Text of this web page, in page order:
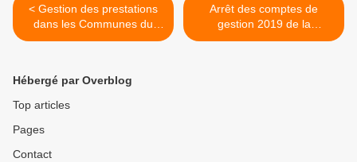
< Gestion des prestations
dans les Communes du
Moungo : des accusations
Arrêt des comptes de
gestion 2019 de la
Commune de
Hébergé par Overblog
Top articles
Pages
Contact